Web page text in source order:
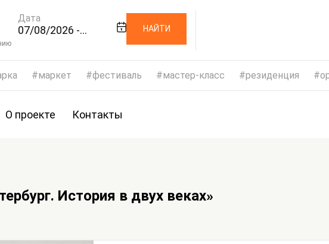
Дата
07/08/2026 -
НАЙТИ
маркет фестиваль мастер-класс резиденция
О проекте Контакты
История в двух веках»